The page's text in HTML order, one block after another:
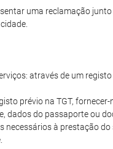
uma reclamação
através de um
prévio na TGT,
dados do passaporte ou
à prestação